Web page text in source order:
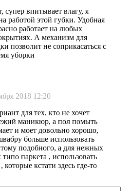
супер впитывает влагу, я
работой этой губки. Удобная
работает на любых
А механизм для
позволит не соприкасаться с
уборки
2018 12:20
для тех, кто не хочет
маникюр, а пол помыть
и моет довольно хорошо,
больше использовать
подобного, а для нежных
паркета , использовать
которые кстати здесь где-то